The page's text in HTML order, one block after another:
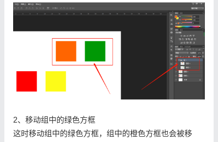
2、移动组中的绿色方框
这时移动组中的绿色方框，组中的橙色方框也会被移